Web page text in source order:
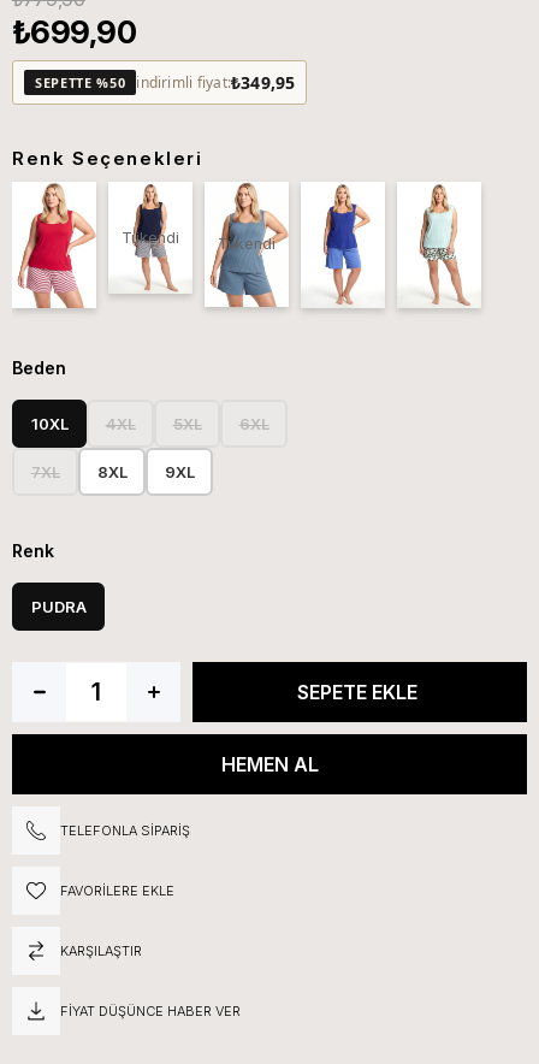
₺699,90
SEPETTE %50 indirimli fiyat:₺349,95
Renk Seçenekleri
Tükendi Tükendi
Beden
10XL 4XL 5XL 6XL
7XL 8XL 9XL
Renk
PUDRA
TELEFONLA SIPARIŞ
FAVORILERE EKLE
KARŞILAŞTIR
FIYAT DÜŞÜNCE HABER VER